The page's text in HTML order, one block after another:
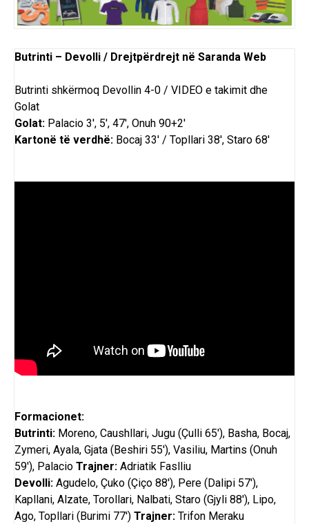
Butrinti – Devolli / Drejtpërdrejt në Saranda Web
Butrinti shkërmoq Devollin 4-0 / VIDEO e takimit dhe
Golat
Golat: Palacio 3′, 5′, 47′, Onuh 90+2′
Kartonë të verdhë: Bocaj 33′ / Topllari 38′, Staro 68′
Formacionet:
Butrinti: Moreno, Caushllari, Jugu (Çulli 65′), Basha, Bocaj,
Zymeri, Ayala, Gjata (Beshiri 55′), Vasiliu, Martins (Onuh
59′), Palacio Trajner: Adriatik Faslliu
Devolli: Agudelo, Çuko (Çiço 88′), Pere (Dalipi 57′),
Kapllani, Alzate, Torollari, Nalbati, Staro (Gjyli 88′), Lipo,
Ago, Topllari (Burimi 77′) Trajner: Trifon Meraku